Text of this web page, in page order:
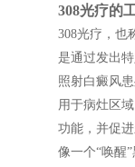
308光疗的
308光疗，也
是通过发出
照射白癜风
用于病灶区
功能，并促
像一个“唤醒